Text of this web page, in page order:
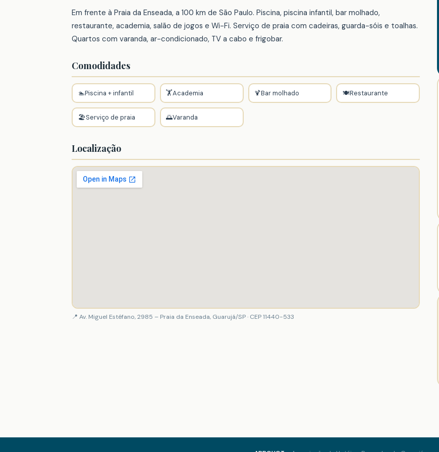
Em frente à Praia da Enseada, a 100 km de São Paulo. Piscina, piscina infantil, bar molhado,
restaurante, academia, salão de jogos e Wi-Fi. Serviço de praia com cadeiras, guarda-sóis e toalhas.
Quartos com varanda, ar-condicionado, TV a cabo e frigobar.
Comodidades
🏊Piscina + infantil 🏋️Academia 🍹Bar molhado 🍽️Restaurante
🏖️Serviço de praia 🌅Varanda
Localização
📍 Av. Miguel Estéfano, 2985 – Praia da Enseada, Guarujá/SP · CEP 11440-533